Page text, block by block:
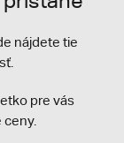
nájdete tie
pre vás